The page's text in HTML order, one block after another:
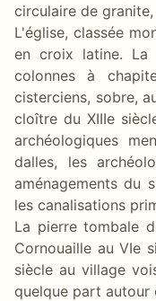
circulaire de
L'église, classée
en croix latine. La
colonnes à
cisterciens, sobre,
cloître du XIIIe
archéologiques
dalles, les
aménagements du
les canalisations
La pierre tombale
Cornouaille au VIe
siècle au village
quelque part autour